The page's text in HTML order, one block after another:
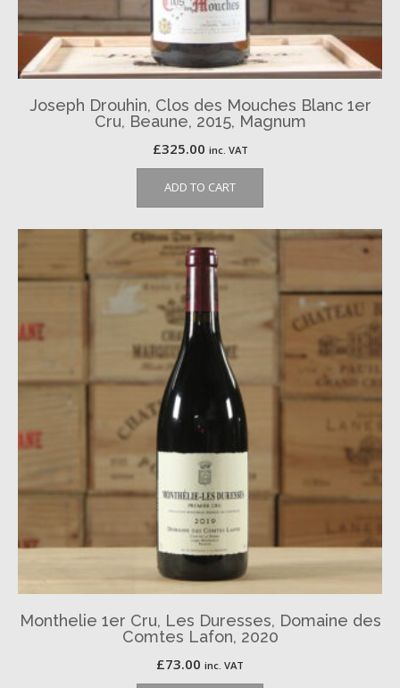
Joseph Drouhin, Clos des Mouches Blanc 1er
Cru, Beaune, 2015, Magnum
£325.00 inc. VAT
ADD TO CART
Monthelie 1er Cru, Les Duresses, Domaine des
Comtes Lafon, 2020
£73.00 inc. VAT